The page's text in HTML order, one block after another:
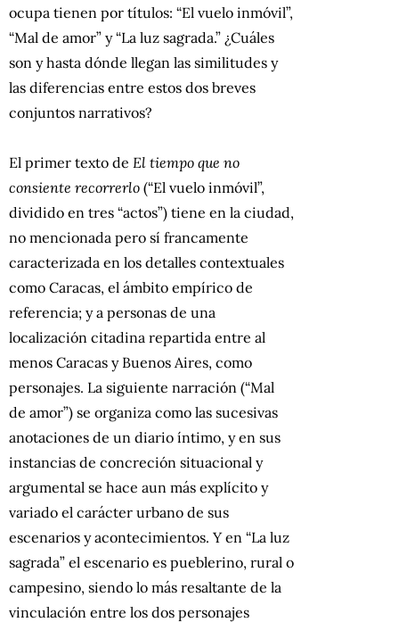
ocupa tienen por títulos: “El vuelo inmóvil”,
“Mal de amor” y “La luz sagrada.” ¿Cuáles
son y hasta dónde llegan las similitudes y
las diferencias entre estos dos breves
conjuntos narrativos?
El primer texto de El tiempo que no
consiente recorrerlo (“El vuelo inmóvil”,
dividido en tres “actos”) tiene en la ciudad,
no mencionada pero sí francamente
caracterizada en los detalles contextuales
como Caracas, el ámbito empírico de
referencia; y a personas de una
localización citadina repartida entre al
menos Caracas y Buenos Aires, como
personajes. La siguiente narración (“Mal
de amor”) se organiza como las sucesivas
anotaciones de un diario íntimo, y en sus
instancias de concreción situacional y
argumental se hace aun más explícito y
variado el carácter urbano de sus
escenarios y acontecimientos. Y en “La luz
sagrada” el escenario es pueblerino, rural o
campesino, siendo lo más resaltante de la
vinculación entre los dos personajes